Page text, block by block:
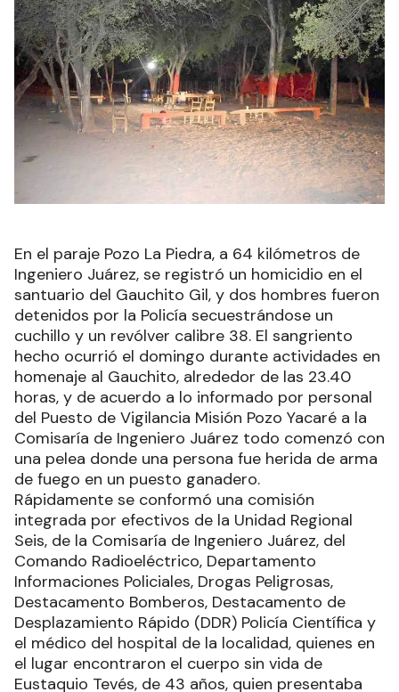
En el paraje Pozo La Piedra, a 64 kilómetros de
Ingeniero Juárez, se registró un homicidio en el
santuario del Gauchito Gil, y dos hombres fueron
detenidos por la Policía secuestrándose un
cuchillo y un revólver calibre 38. El sangriento
hecho ocurrió el domingo durante actividades en
homenaje al Gauchito, alrededor de las 23.40
horas, y de acuerdo a lo informado por personal
del Puesto de Vigilancia Misión Pozo Yacaré a la
Comisaría de Ingeniero Juárez todo comenzó con
una pelea donde una persona fue herida de arma
de fuego en un puesto ganadero.
Rápidamente se conformó una comisión
integrada por efectivos de la Unidad Regional
Seis, de la Comisaría de Ingeniero Juárez, del
Comando Radioeléctrico, Departamento
Informaciones Policiales, Drogas Peligrosas,
Destacamento Bomberos, Destacamento de
Desplazamiento Rápido (DDR) Policía Científica y
el médico del hospital de la localidad, quienes en
el lugar encontraron el cuerpo sin vida de
Eustaquio Tevés, de 43 años, quien presentaba